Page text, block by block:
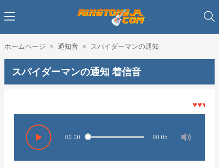
ホームページ » 通知音 » スパイダーマンの通知
スパイダーマンの通知 着信音
♥♥♥着メ
00:00 00:05